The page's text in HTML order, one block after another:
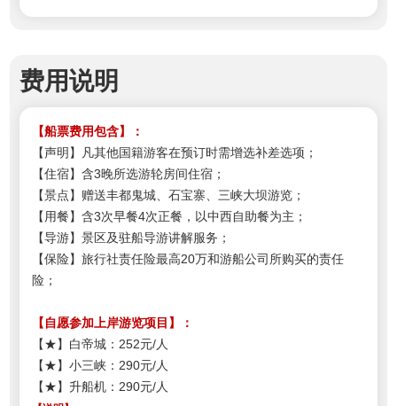
费用说明
【船票费用包含】：
【声明】凡其他国籍游客在预订时需增选补差选项；
【住宿】含3晚所选游轮房间住宿；
【景点】赠送丰都鬼城、石宝寨、三峡大坝游览；
【用餐】含3次早餐4次正餐，以中西自助餐为主；
【导游】景区及驻船导游讲解服务；
【保险】旅行社责任险最高20万和游船公司所购买的责任
险；
【自愿参加上岸游览项目 】
：
【★】白帝城：252元/人
【★】小三峡：290元/人
【★】升船机：290元/人